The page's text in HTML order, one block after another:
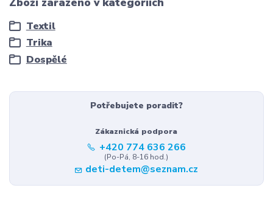
Textil
Trika
Dospělé
Potřebujete poradit?
Zákaznická podpora
+420 774 636 266
(Po-Pá, 8-16 hod.)
deti-detem@seznam.cz